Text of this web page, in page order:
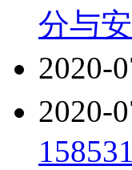
分与
2020-
2020-